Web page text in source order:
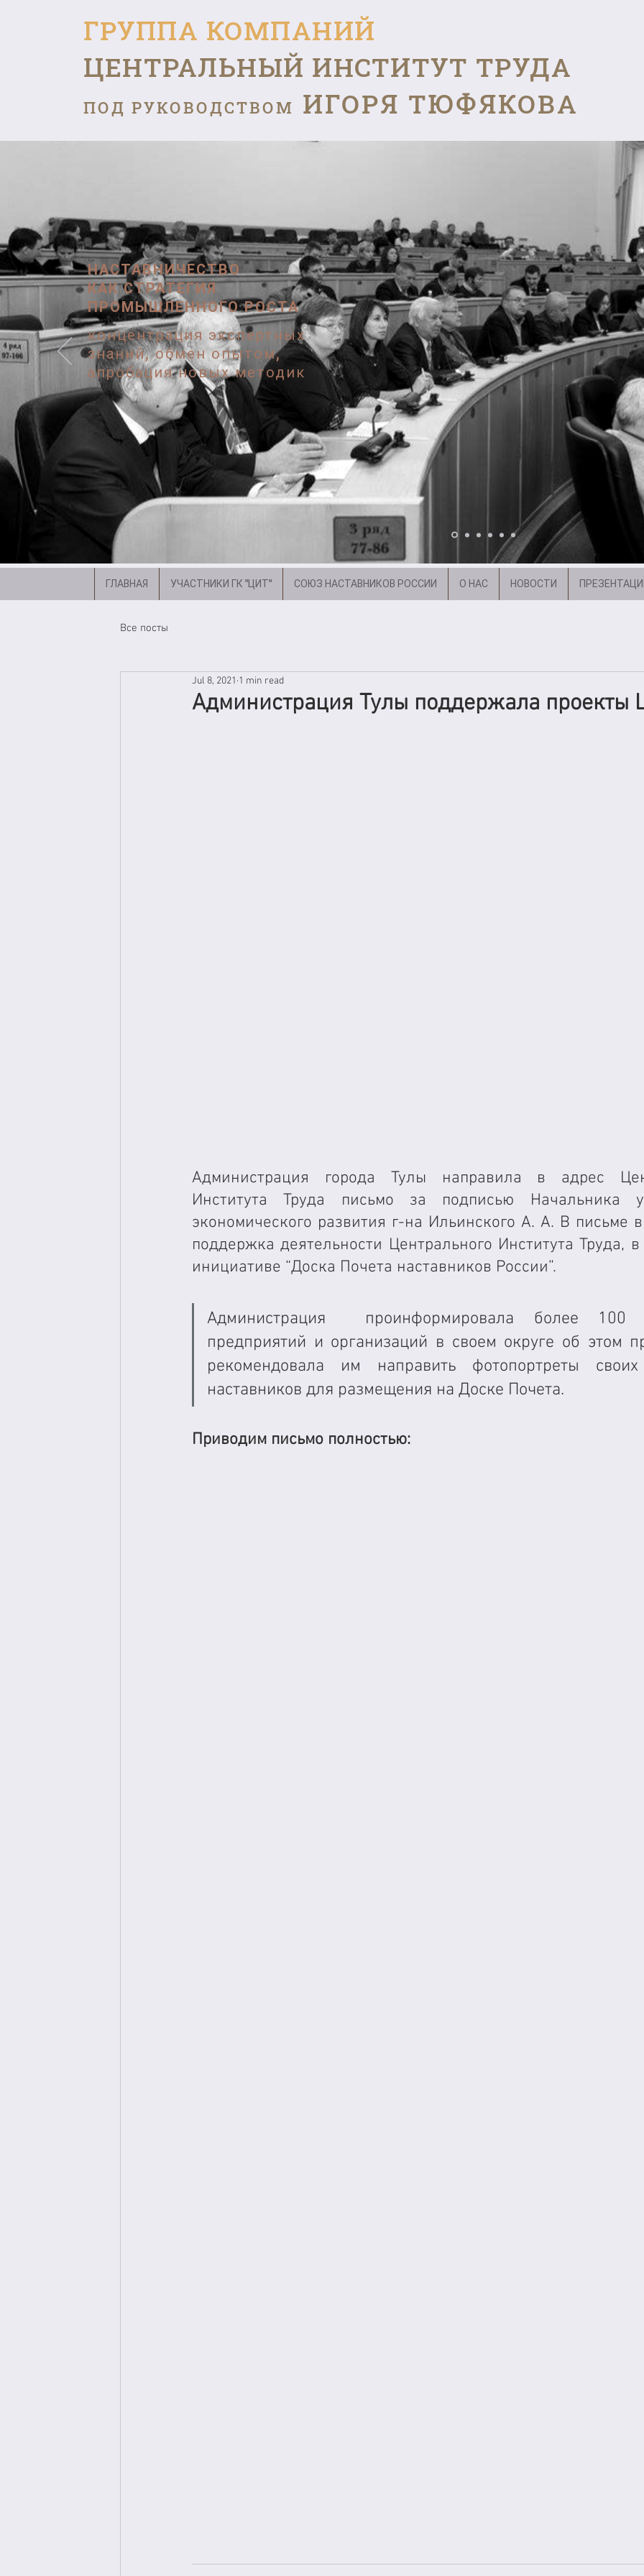
ГРУППА КОМПАНИЙ
ЦЕНТРАЛЬНЫЙ ИНСТИТУТ ТРУДА
ПОД РУКОВОДСТВОМ ИГОРЯ ТЮФЯКОВА
Все посты
Администрация Тулы поддержала проекты
Jul 8, 2021 1 min read
Администрация города Тулы направила в адрес
Института Труда письмо за подписью Начальника
экономического развития г-на Ильинского А. А. В письме
поддержка деятельности Центрального Института Труда, в
инициативе “Доска Почета наставников России”.
Администрация  проинформировала более 100
предприятий и организаций в своем округе об этом
рекомендовала им направить фотопортреты
наставников для размещения на Доске Почета.
Приводим письмо полностью:
ГЛАВНАЯ УЧАСТНИКИ ГК "ЦИТ" СОЮЗ НАСТАВНИКОВ РОССИИ О НАС НОВОСТИ
НАСТАВНИЧЕСТВО
КАК СТРАТЕГИЯ
ПРОМЫШЛЕННОГО РОСТА
концентрация экспертных
знаний, обмен опытом,
апробация новых методик